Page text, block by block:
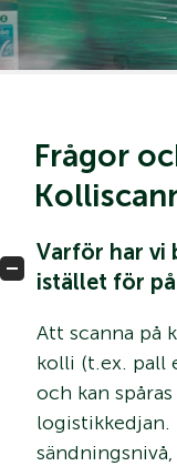
Frågor
Varför har vi
istället för på
Att scanna på
kolli (t.ex. pall
och kan
logistikkedjan.